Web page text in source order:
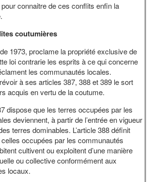
connaitre de ces conflits enfin la
coutumières
1973, proclame la propriété exclusive de
loi contrarie les esprits à ce qui concerne
les communautés locales.
à ses articles 387, 388 et 389 le sort
acquis en vertu de la coutume.
dispose que les terres occupées par les
deviennent, à partir de l’entrée en vigueur
terres dominables. L’article 388 définit
occupées par les communautés
cultivent ou exploitent d’une manière
ou collective conformément aux
locaux.